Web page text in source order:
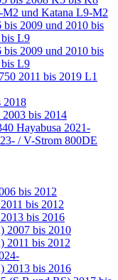
und Katana L9-M2
2009 und 2010 bis
L9
2009 und 2010 bis
L9
2011 bis 2019 L1
2018
bis 2014
Hayabusa 2021-
/ V-Strom 800DE
bis 2012
bis 2012
bis 2016
2007 bis 2010
2011 bis 2012
2013 bis 2016